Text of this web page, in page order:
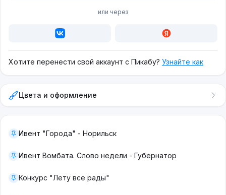
или через
Хотите перенести свой аккаунт с Пикабу? Узнайте как
Цвета и оформление
Ивент "Города" - Норильск
Ивент Вомбата. Слово недели - Губернатор
Конкурс "Лету все рады"